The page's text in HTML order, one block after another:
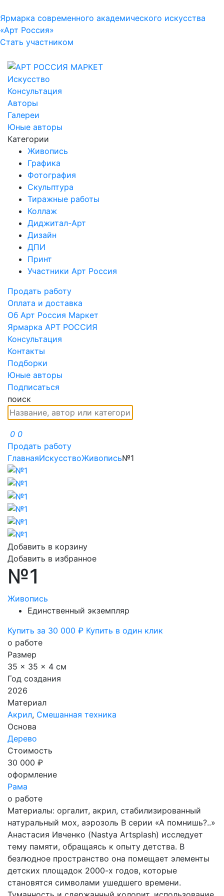
Ярмарка современного академического искусства
«Арт Россия»
Стать участником
Искусство
Консультация
Авторы
Галереи
Юные авторы
Категории
Живопись
Графика
Фотография
Скульптура
Тиражные работы
Коллаж
Диджитал-Арт
Дизайн
ДПИ
Принт
Участники Арт Россия
Продать работу
Оплата и доставка
Об Арт Россия Маркет
Ярмарка АРТ РОССИЯ
Консультация
Контакты
Подборки
Юные авторы
Подписаться
поиск
0 0
Продать работу
ГлавнаяИскусствоЖивопись№1
Добавить в корзину
Добавить в избранное
№1
Живопись
Единственный экземпляр
Купить за 30 000 ₽ Купить в один клик
о работе
Размер
35 x 35 x 4 см
Год создания
2026
Материал
Акрил, Смешанная техника
Основа
Дерево
Стоимость
30 000 ₽
оформление
Рама
о работе
Материалы: оргалит, акрил, стабилизированный
натуральный мох, аэрозоль В серии «А помнишь?..»
Анастасия Ивченко (Nastya Artsplash) исследует
тему памяти, обращаясь к опыту детства. В
безлюдное пространство она помещает элементы
детских площадок 2000-х годов, которые
становятся символами ушедшего времени.